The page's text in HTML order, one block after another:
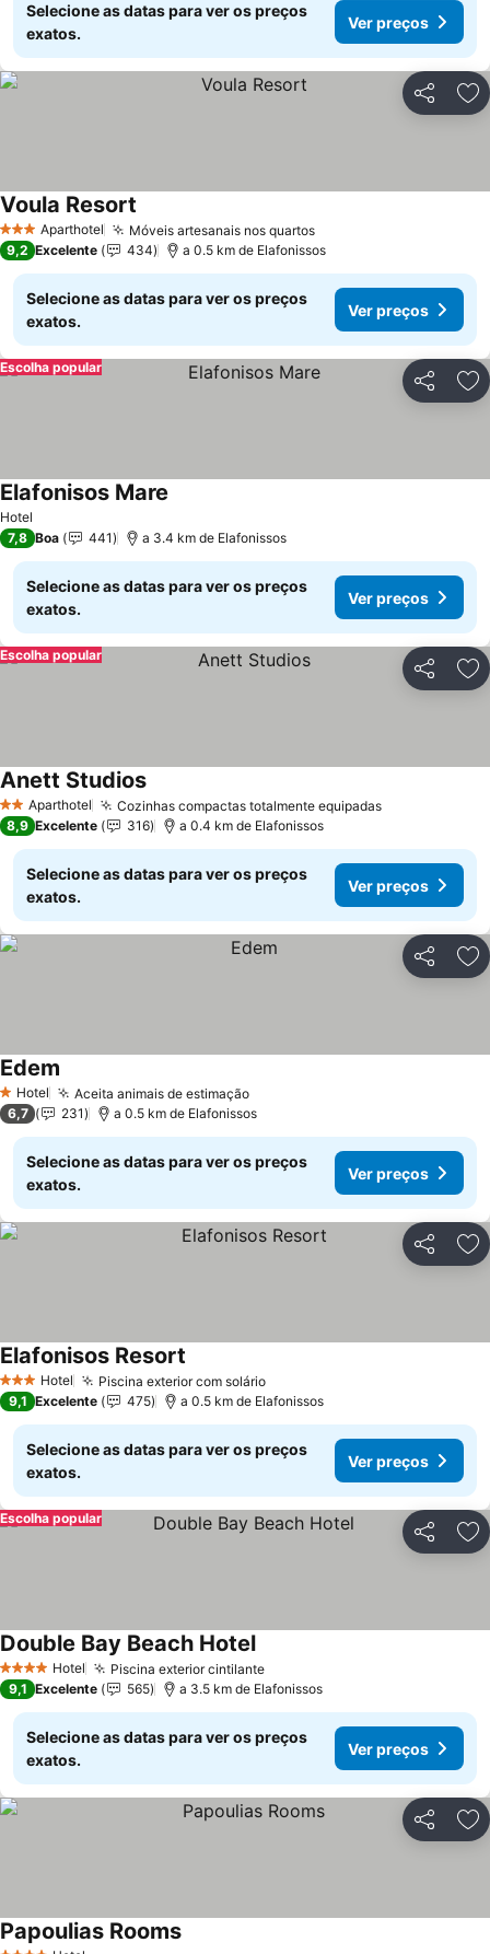
Selecione as datas para ver os preços
exatos.
Ver preços
Partilhar
3 EstrelasAparthotel Móveis artesanais nos quartosVer preços
Voula Resort
9,2 Excelente 434 a 0.5 km de Elafonissos
Selecione as datas para ver os preços
exatos.
Ver preços
Partilhar
Escolha popular
Hotel
Elafonisos Mare
7,8 Boa 441 a 3.4 km de Elafonissos
Selecione as datas para ver os preços
exatos.
Ver preços
Partilhar
Escolha popular
2 EstrelasAparthotel Cozinhas compactas totalmente equipadasVer preços
Anett StudiosVer preços
8,9 Excelente 316 a 0.4 km de Elafonissos
Selecione as datas para ver os preços
exatos.
Ver preços
Partilhar
1 Estrelas
Hotel Aceita animais de estimaçãoVer preços
Edem
6,7 231 a 0.5 km de Elafonissos
Selecione as datas para ver os preços
exatos.
Ver preços
Partilhar
3 EstrelasHotel Piscina exterior com solárioVer preços
Elafonisos Resort
9,1 Excelente 475 a 0.5 km de Elafonissos
Selecione as datas para ver os preços
exatos.
Ver preços
Partilhar
Escolha popular
4 EstrelasHotel Piscina exterior cintilanteVer preços
Double Bay Beach HotelVer preços
9,1 Excelente 565 a 3.5 km de Elafonissos
Selecione as datas para ver os preços
exatos.
Ver preços
Partilhar
Papoulias RoomsVer preços